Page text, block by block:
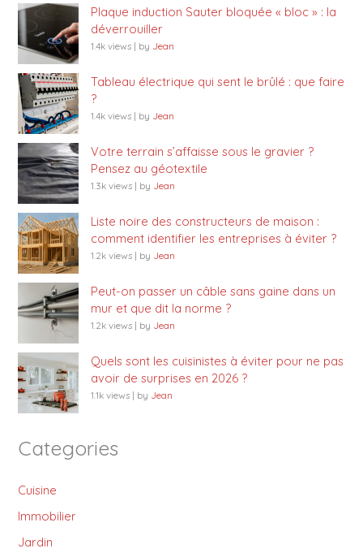
Plaque induction Sauter bloquée « bloc » : la
déverrouiller
1.4k views | by Jean
Tableau électrique qui sent le brûlé : que faire
?
1.4k views | by Jean
Votre terrain s’affaisse sous le gravier ?
Pensez au géotextile
1.3k views | by Jean
Liste noire des constructeurs de maison :
comment identifier les entreprises à éviter ?
1.2k views | by Jean
Peut-on passer un câble sans gaine dans un
mur et que dit la norme ?
1.2k views | by Jean
Quels sont les cuisinistes à éviter pour ne pas
avoir de surprises en 2026 ?
1.1k views | by Jean
Categories
Cuisine
Immobilier
Jardin